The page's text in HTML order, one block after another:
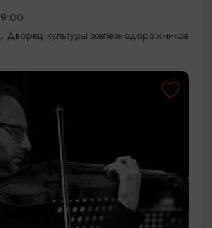
Дворец культуры железнодорожников